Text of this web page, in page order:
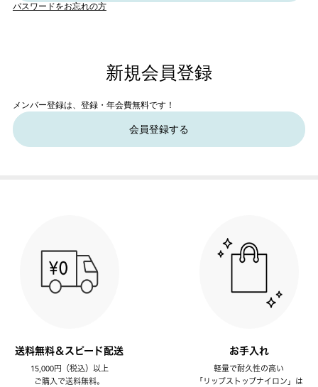
パスワードをお忘れの方
新規会員登録
メンバー登録は、登録・年会費無料です！
会員登録する
送料無料＆スピード配送
15,000円（税込）以上
ご購入で送料無料。
お手入れ
軽量で耐久性の高い
「リップストップナイロン」は